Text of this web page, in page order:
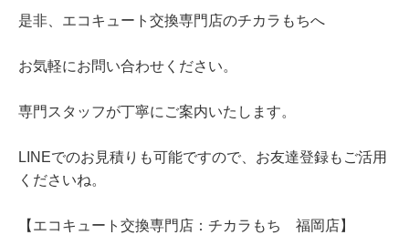
是非、エコキュート交換専門店のチカラもちへ
お気軽にお問い合わせください。
専門スタッフが丁寧にご案内いたします。
LINEでのお見積りも可能ですので、お友達登録もご活用
くださいね。
【エコキュート交換専門店：チカラもち 福岡店】